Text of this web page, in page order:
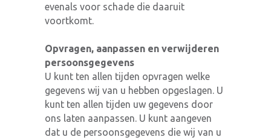
evenals voor schade die daaruit
voortkomt.
Opvragen, aanpassen en verwijderen
persoonsgegevens
U kunt ten allen tijden opvragen welke
gegevens wij van u hebben opgeslagen. U
kunt ten allen tijden uw gegevens door
ons laten aanpassen. U kunt aangeven
dat u de persoonsgegevens die wij van u